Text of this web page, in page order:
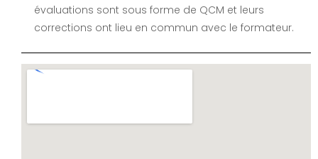
évaluations sont sous forme de QCM et leurs
corrections ont lieu en commun avec le formateur.